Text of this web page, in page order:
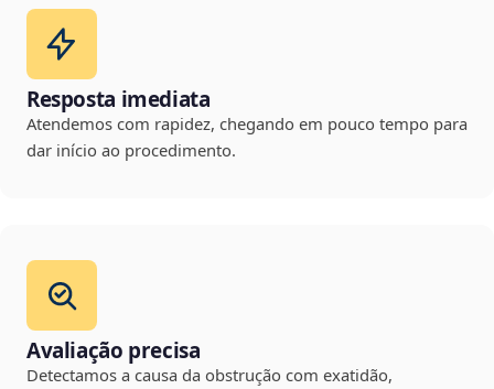
Resposta imediata
Atendemos com rapidez, chegando em pouco tempo para
dar início ao procedimento.
Avaliação precisa
Detectamos a causa da obstrução com exatidão,